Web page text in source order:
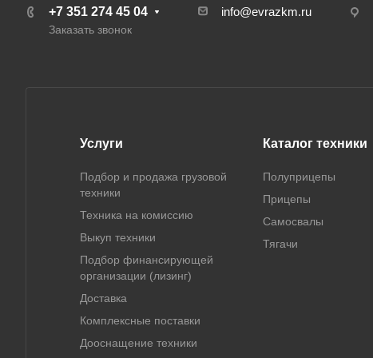
+7 351 274 45 04
Заказать звонок
info@evrazkm.ru
Услуги
Подбор и продажа грузовой
техники
Техника на комиссию
Выкуп техники
Подбор финансирующей
организации (лизинг)
Доставка
Комплексные поставки
Дооснащение техники
Каталог техники
Полуприцепы
Прицепы
Самосвалы
Тягачи